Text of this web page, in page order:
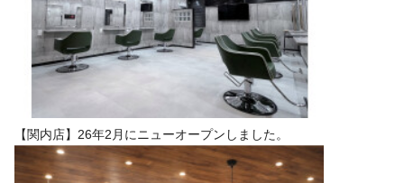
【関内店】26年2月にニューオープンしました。